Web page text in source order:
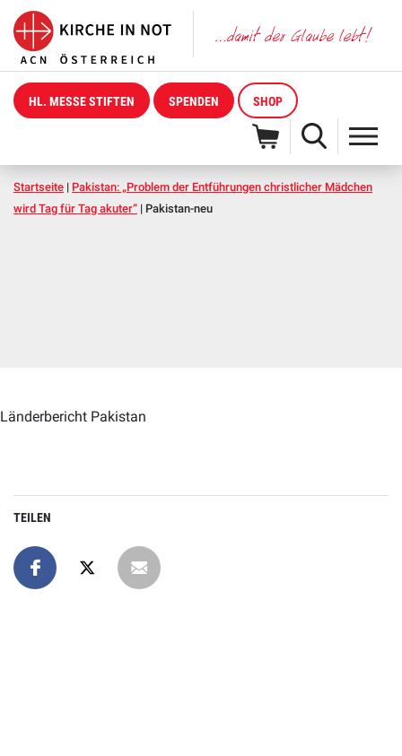
HL. MESSE STIFTEN SPENDEN SHOP
Startseite | Pakistan: „Problem der Entführungen christlicher Mädchen
wird Tag für Tag akuter“ | Pakistan-neu
Länderbericht Pakistan
TEILEN